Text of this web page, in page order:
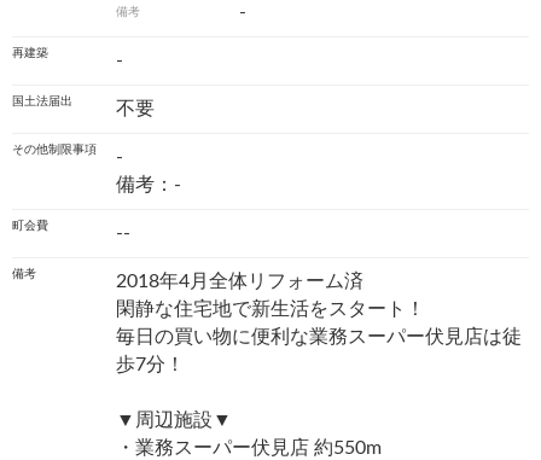
備考 -
再建築 -
国土法届出 不要
その他制限事項
-
備考：-
町会費 --
備考
2018年4月全体リフォーム済♩
閑静な住宅地で新生活をスタート！
毎日の買い物に便利な業務スーパー伏見店は徒
歩7分！
▼周辺施設▼
・業務スーパー伏見店 約550m